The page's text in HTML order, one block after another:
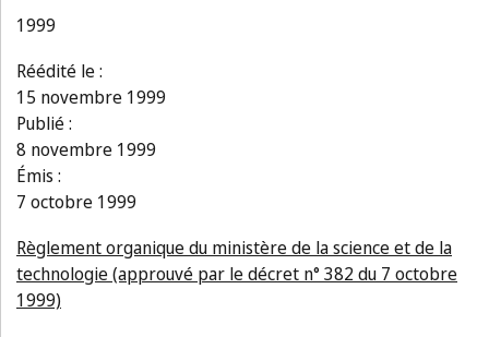
1999
Réédité le :
15 novembre 1999
Publié :
8 novembre 1999
Émis :
7 octobre 1999
Règlement organique du ministère de la science et de la
technologie (approuvé par le décret n° 382 du 7 octobre
1999)